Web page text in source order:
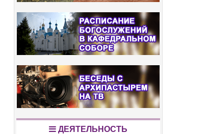
ДЕЯТЕЛЬНОСТЬ